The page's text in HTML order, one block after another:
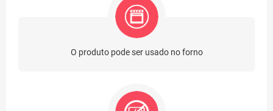
O produto pode ser usado no forno